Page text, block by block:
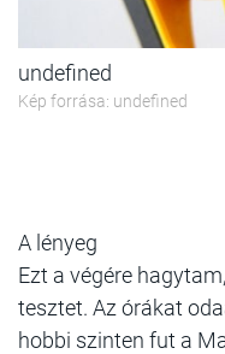
undefined
Kép forrása: undefined
A lényeg
Ezt a végére
tesztet. Az órákat
hobbi szinten fut a